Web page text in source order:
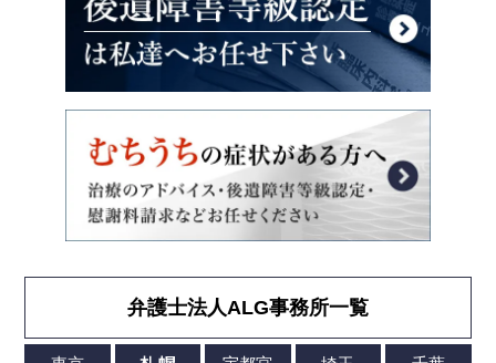
弁護士法人ALG事務所一覧